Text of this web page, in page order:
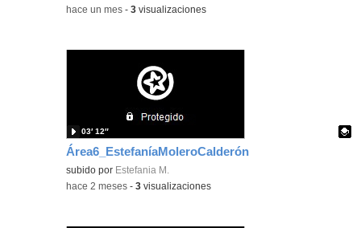
-hace un mes -3 visualizaciones
Área6_EstefaníaMoleroCalderón
Contenido educativo.
subido por Estefania M.
03′ 12″
-hace 2 meses -3 visualizaciones